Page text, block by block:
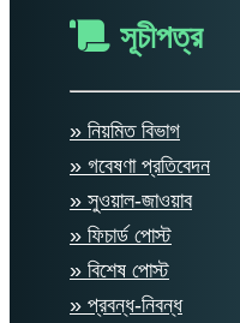
সূচীপত্র
» নিয়মিত বিভাগ
» গবেষণা প্রতিবেদন
» সুওয়াল-জাওয়াব
» ফিচার্ড পোস্ট
» বিশেষ পোস্ট
» প্রবন্ধ-নিবন্ধ